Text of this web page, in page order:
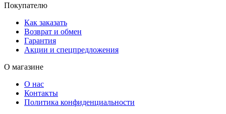
Покупателю
Как заказать
Возврат и обмен
Гарантия
Акции и спецпредложения
О магазине
О нас
Контакты
Политика конфиденциальности